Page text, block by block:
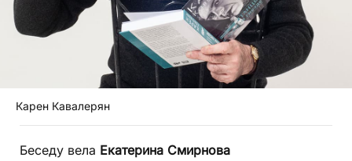
Карен Кавалерян
Беседу вела Екатерина Смирнова